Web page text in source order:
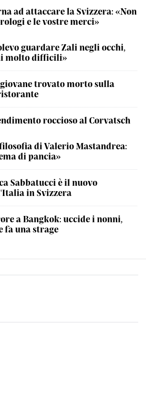
ad attaccare la Svizzera: «Non
e le vostre merci»
guardare Zali negli occhi,
molto difficili»
giovane trovato morto sulla
roccioso al Corvatsch
di Valerio Mastandrea:
di pancia»
Sabbatucci è il nuovo
in Svizzera
a Bangkok: uccide i nonni,
fa una strage